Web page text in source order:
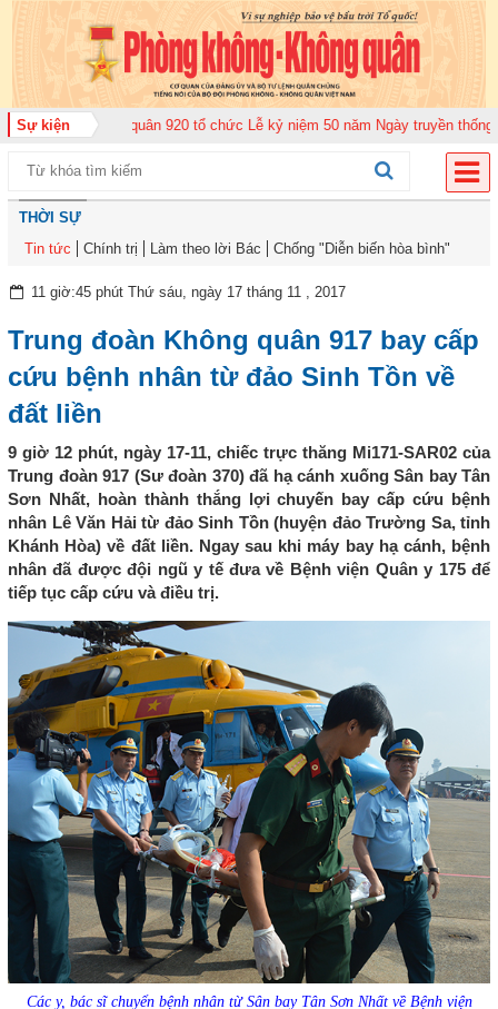
Sự kiện
đoàn Không quân 920 tổ chức Lễ kỷ niệm 50 năm Ngày truyền thống (12-
THỜI SỰ
Tin tức
Chính trị Làm theo lời Bác Chống "Diễn biến hòa bình"
11 giờ:45 phút Thứ sáu, ngày 17 tháng 11 , 2017
Trung đoàn Không quân 917 bay cấp
cứu bệnh nhân từ đảo Sinh Tồn về
đất liền
9 giờ 12 phút, ngày 17-11, chiếc trực thăng Mi171-SAR02 của
Trung đoàn 917 (Sư đoàn 370) đã hạ cánh xuống Sân bay Tân
Sơn Nhất, hoàn thành thắng lợi chuyến bay cấp cứu bệnh
nhân Lê Văn Hải từ đảo Sinh Tồn (huyện đảo Trường Sa, tỉnh
Khánh Hòa) về đất liền. Ngay sau khi máy bay hạ cánh, bệnh
nhân đã được đội ngũ y tế đưa về Bệnh viện Quân y 175 để
tiếp tục cấp cứu và điều trị.
Các y, bác sĩ chuyển bệnh nhân từ Sân bay Tân Sơn Nhất về Bệnh viện